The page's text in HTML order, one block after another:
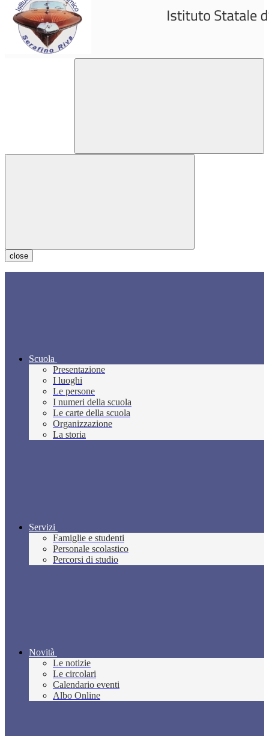
close
Scuola
Presentazione
I luoghi
Le persone
I numeri della scuola
Le carte della scuola
Organizzazione
La storia
Servizi
Famiglie e studenti
Personale scolastico
Percorsi di studio
Novità
Le notizie
Le circolari
Calendario eventi
Albo Online